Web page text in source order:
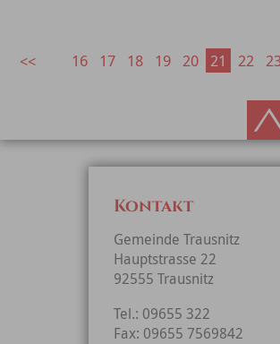
16 17 18 19 20 21 22
Kontakt
Gemeinde Trausnitz
Hauptstrasse 22
92555 Trausnitz
Tel.: 09655 322
Fax: 09655 7569842